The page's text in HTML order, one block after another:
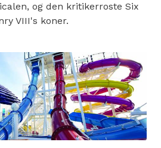
og den kritikerroste Six
VIII's koner.